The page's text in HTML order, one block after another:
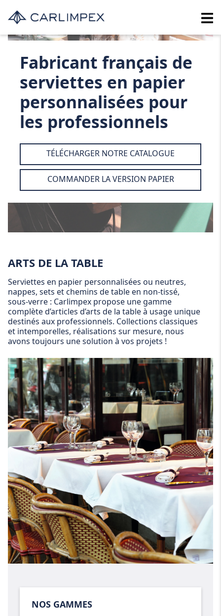
Fabricant français de
serviettes en papier
personnalisées pour
les professionnels
TÉLÉCHARGER NOTRE CATALOGUE
COMMANDER LA VERSION PAPIER
ARTS DE LA TABLE
Serviettes en papier personnalisées ou neutres,
nappes, sets et chemins de table en non-tissé,
sous-verre : Carlimpex propose une gamme
complète d’articles d’arts de la table à usage unique
destinés aux professionnels. Collections classiques
et intemporelles, réalisations sur mesure, nous
avons toujours une solution à vos projets !
NOS GAMMES